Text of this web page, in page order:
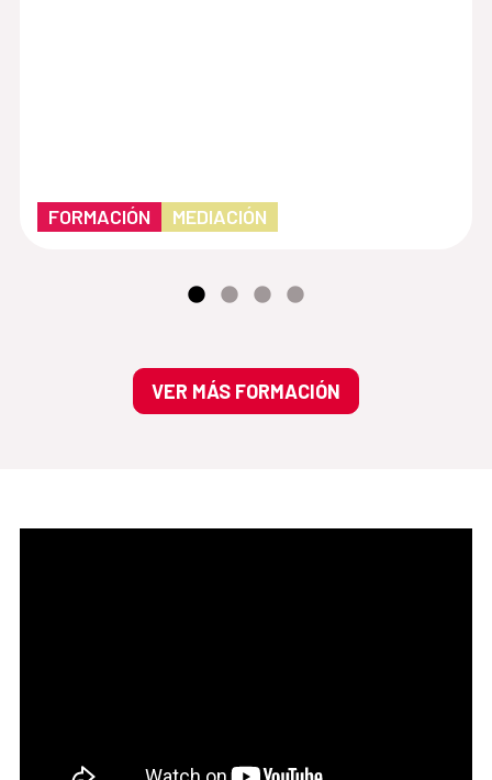
FORMACIÓN MEDIACIÓN
VER MÁS FORMACIÓN